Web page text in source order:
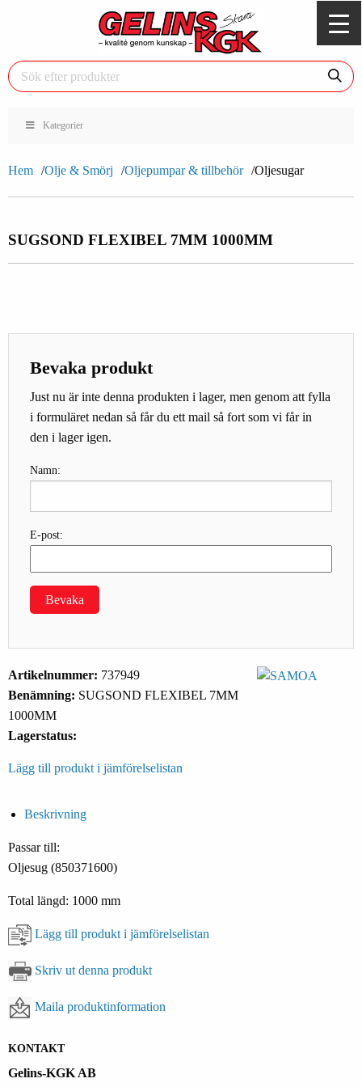
Kategorier
Hem Olje & Smörj Oljepumpar & tillbehör Oljesugar
SUGSOND FLEXIBEL 7MM 1000MM
Bevaka produkt
Just nu är inte denna produkten i lager, men genom att fylla
i formuläret nedan så får du ett mail så fort som vi får in
den i lager igen.
Namn:
E-post:
Bevaka
Artikelnummer: 737949
Benämning: SUGSOND FLEXIBEL 7MM
1000MM
Lagerstatus:
Lägg till produkt i jämförelselistan
Beskrivning
Passar till:
Oljesug (850371600)
Total längd: 1000 mm
Lägg till produkt i jämförelselistan
Skriv ut denna produkt
Maila produktinformation
KONTAKT
Gelins-KGK AB